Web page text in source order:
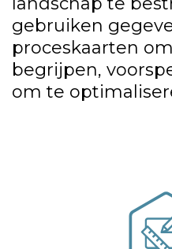
gebruiken
proceskaarten
begrijpen,
om te